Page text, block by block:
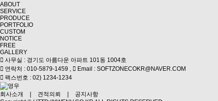
ABOUT
SERVICE
PRODUCE
PORTFOLIO
CUSTOM
NOTICE
FREE
GALLERY
사무실 : 경기도 아름다운 아파트 101동 1004호
연락처 : 010-5879-1459 ,
Email : SOFTZONECOKR@NAVER.COM
팩스번호 : 02) 1234-1234
회사소개 | 견적의뢰 |
공지사항